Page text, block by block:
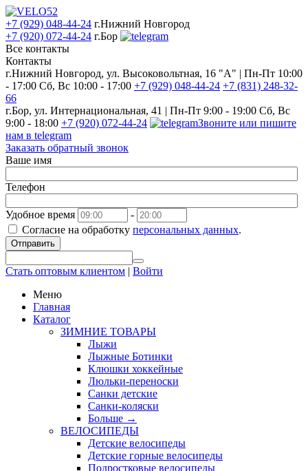
+7 (929) 048-44-24 г.Нижний Новгород
+7 (920) 072-44-24 г.Бор
Все контакты
Контакты
г.Нижний Новгород, ул. Высоковольтная, 16 "А" | Пн-Пт 10:00
- 17:00 Сб, Вс 10:00 - 17:00 +7 (929) 048-44-24 +7 (831) 248-32-
66
г.Бор, ул. Интернациональная, 41 | Пн-Пт 9:00 - 19:00 Сб, Вс
9:00 - 18:00 +7 (920) 072-44-24
Звоните или пишите
нам в telegram
Заказать обратный звонок
Ваше имя
Телефон
Удобное время
-
Согласие на обработку персональных данных.
Отправить
Стать оптовым клиентом | Войти
Меню
Главная
Каталог
ЗИМНИЕ ТОВАРЫ
Лыжи
Лыжные Ботинки
Клюшки хоккейные
Люльки-переноски
Санки детские
Санки-коляски
Больше →
ВЕЛОСИПЕДЫ
Детские велосипеды
Детские горные велосипеды
Подростковые велосипеды